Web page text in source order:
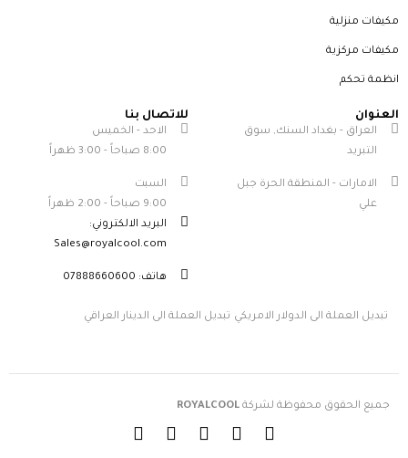
مكيفات منزلية
مكيفات مركزية
انظمة تحكم
العنوان
العراق - بغداد السنك, سوق
التبريد
الامارات - المنطقة الحرة جبل
علي
للاتصال بنا
الاحد - الخميس
8:00 صباحاً - 3:00 ظهراً
السبت
9:00 صباحاً - 2:00 ظهراً
البريد الالكتروني:
Sales@royalcool.com
هاتف: 07888660600
تبديل العملة الى الدولار الامريكي تبديل العملة الى الدينار العراقي
جميع الحقوق محفوظة لشركةROYALCOOL